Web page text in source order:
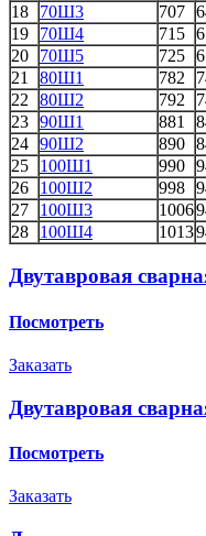
18
70Ш3 707
19
70Ш4 715
20
70Ш5 725
21
80Ш1 782
22
80Ш2 792
23 90Ш1 881
24 90Ш2 890
25
100Ш1 990
26
100Ш2 998
27
100Ш3 1006
28
100Ш4 1013
Двутавровая
Посмотреть
Заказать
Двутавровая
Посмотреть
Заказать